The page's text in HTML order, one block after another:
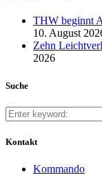
THW beginnt
10. August
Zehn
2026
Suche
Kontakt
Kommando